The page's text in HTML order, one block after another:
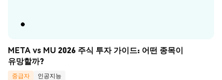
META vs MU 2026 주식 투자 가이드: 어떤 종목이
유망할까?
중급자
인공지능